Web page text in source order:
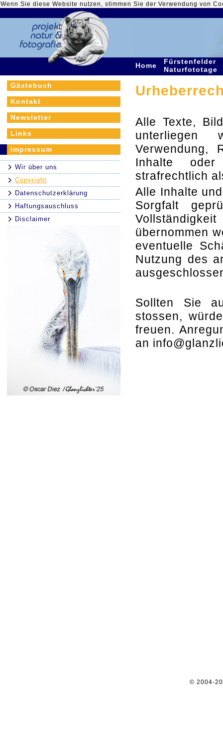
Wenn Sie diese Website nutzen, stimmen Sie der Verwendung von
Home
Fürstenfelder
Naturfototage
Gästebuch
Kontakt
Newsletter
Links
Impressum
Wir über uns
Copyright
Datenschutzerklärung
Haftungsauschluss
Disclaimer
Alle Texte,
unterliegen
Verwendung,
Inhalte
strafrechtlich
Alle Inhalte
Sorgfalt
übernommen
eventuelle
Nutzung des
Sollten Sie
stossen,
freuen.
an
© 2004-